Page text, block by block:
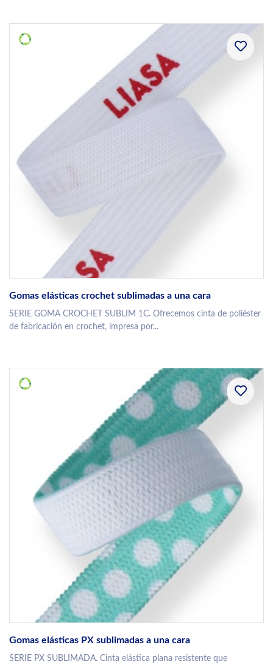
Gomas elásticas crochet sublimadas a una cara
SERIE GOMA CROCHET SUBLIM 1C. Ofrecemos cinta de poliéster
de fabricación en crochet, impresa por...
Gomas elásticas PX sublimadas a una cara
SERIE PX SUBLIMADA. Cinta elástica plana resistente que